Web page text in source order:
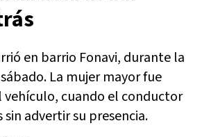
en barrio Fonavi, durante la
La mujer mayor fue
vehículo, cuando el conductor
advertir su presencia.